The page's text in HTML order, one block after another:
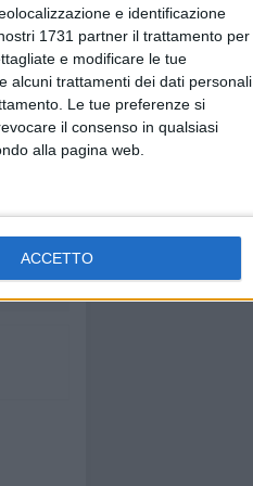
e identificazione
1731 partner il trattamento per
e modificare le tue
alcuni trattamenti dei dati personali
Le tue preferenze si
il consenso in qualsiasi
alla pagina web.
ACCETTO
sulla
e